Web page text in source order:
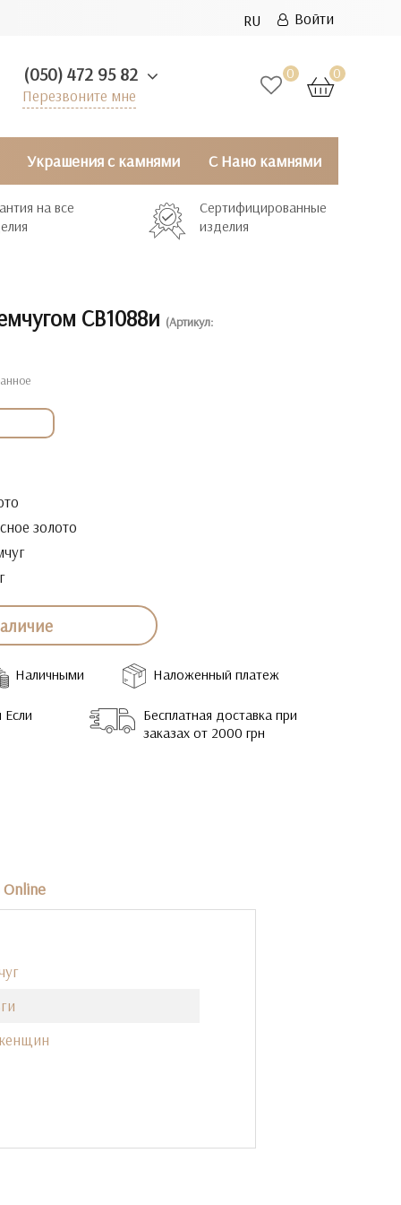
RU Войти
0 0
(050) 472 95 82
Перезвоните мне
Украшения с камнями С Нано камнями
на все
Сертифицированные
изделия
СВ1088и (Артикул:
золото
Наличными Наложенный платеж
Бесплатная доставка при
заказах от 2000 грн